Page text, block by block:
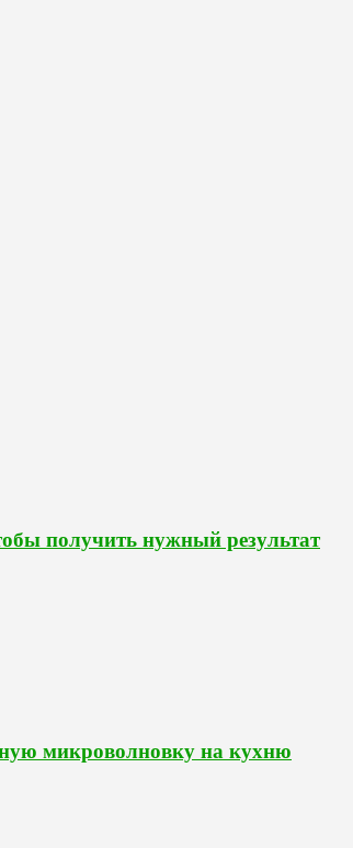
получить нужный результат
микроволновку на кухню